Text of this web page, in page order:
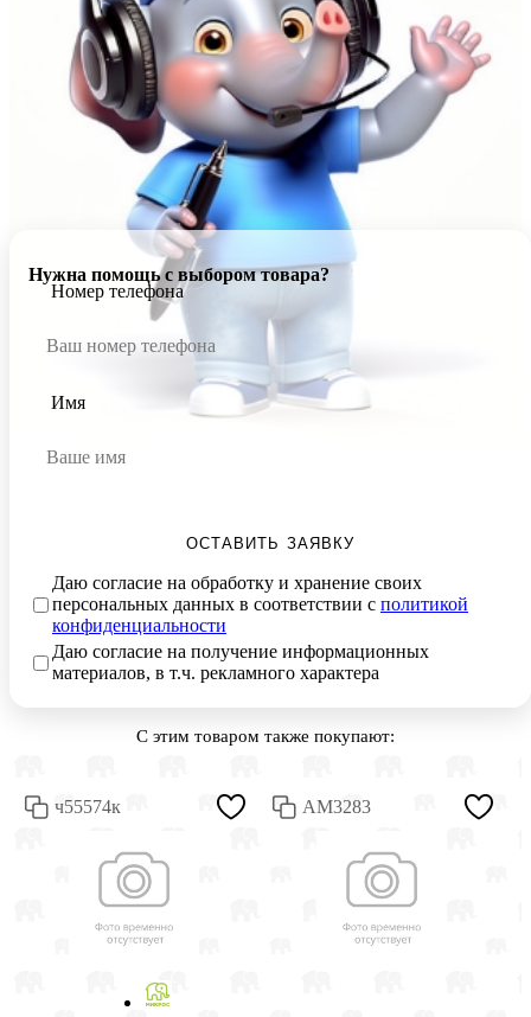
Нужна помощь с выбором товара?
Номер телефона
Имя
ОСТАВИТЬ ЗАЯВКУ
Даю согласие на обработку и хранение своих
персональных данных в соответствии с политикой
конфиденциальности
Даю согласие на получение информационных
материалов, в т.ч. рекламного характера
С этим товаром также покупают:
ч55574к АМ3283